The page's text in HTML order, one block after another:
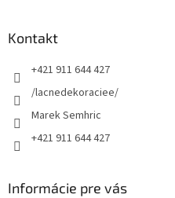
Kontakt
+421 911 644 427
/lacnedekoraciee/
Marek Semhric
+421 911 644 427
Informácie pre vás